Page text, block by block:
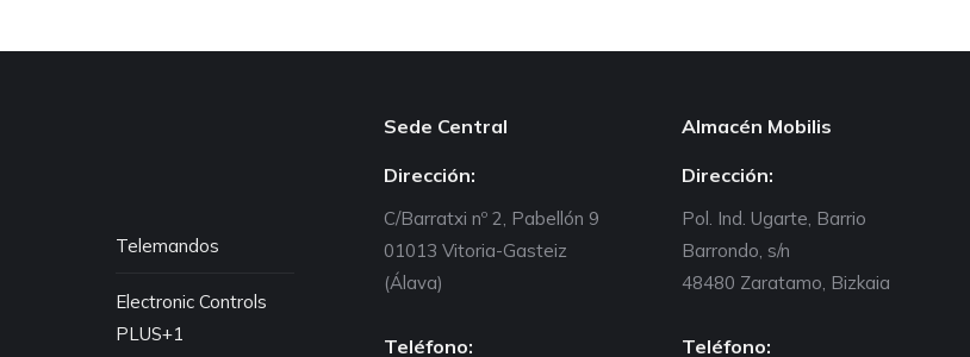
Telemandos
Electronic Controls
PLUS+1
Sede Central
Dirección:
C/Barratxi nº 2, Pabellón 9
01013 Vitoria-Gasteiz
(Álava)
Teléfono:
Almacén Mobilis
Dirección:
Pol. Ind. Ugarte, Barrio
Barrondo, s/n
48480 Zaratamo, Bizkaia
Teléfono: